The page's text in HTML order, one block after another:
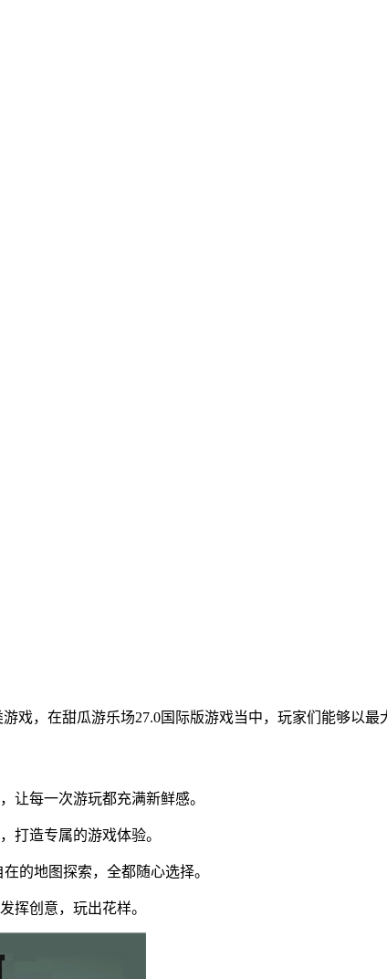
戏，在甜瓜游乐场27.0国际版游戏当中，玩家们能够以
让每一次游玩都充满新鲜感。
打造专属的游戏体验。
的地图探索，全都随心选择。
挥创意，玩出花样。